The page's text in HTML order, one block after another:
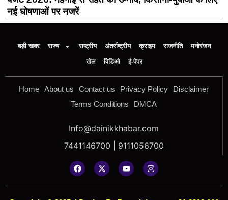
नई घोषणाओं पर नजरें
बड़ी खबर राज्य राष्ट्रीय अंतर्राष्ट्रीय क्राइम राजनीति
मनोरंजन
खेल
विडिओ ई-पेपर
Home About us Contact us Privacy Policy
Disclaimer
Terms Conditions
DMCA
Info@dainikkhabar.com
7441146700 | 9111056700